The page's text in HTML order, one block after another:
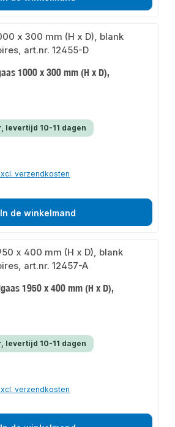
1000 x 300 mm (H x D),
levertijd 10-11 dagen
verzendkosten
In de winkelmand
1950 x 400 mm (H x D),
levertijd 10-11 dagen
verzendkosten